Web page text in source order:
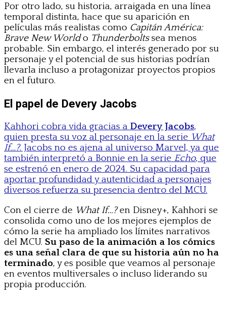
Por otro lado, su historia, arraigada en una línea
temporal distinta, hace que su aparición en
películas más realistas como Capitán América:
Brave New Worldo Thunderboltssea menos
probable. Sin embargo, el interés generado por su
personaje y el potencial de sus historias podrían
llevarla incluso a protagonizar proyectos propios
en el futuro.
El papel de Devery Jacobs
Kahhori cobra vida gracias a Devery Jacobs,
quien presta su voz al personaje en la serie What
If…?. Jacobs no es ajena al universo Marvel, ya que
también interpretó a Bonnie en la serie Echo, que
se estrenó en enero de 2024. Su capacidad para
aportar profundidad y autenticidad a personajes
diversos refuerza su presencia dentro del MCU.
Con el cierre de What If…?en Disney+, Kahhori se
consolida como uno de los mejores ejemplos de
cómo la serie ha ampliado los límites narrativos
del MCU. Su paso de la animación a los cómics
es una señal clara de que su historia aún no ha
terminado, y es posible que veamos al personaje
en eventos multiversales o incluso liderando su
propia producción.